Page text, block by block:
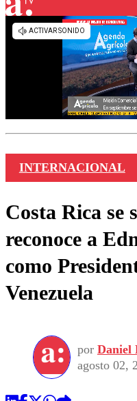
INTERNACIONAL
Costa Rica se
reconoce a
como
Venezuela
por Daniel
agosto 02,